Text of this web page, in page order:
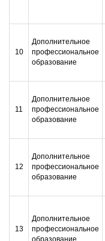
10
Дополнительное
профессиональное
образование
11
Дополнительное
профессиональное
образование
12
Дополнительное
профессиональное
образование
13
Дополнительное
профессиональное
образование